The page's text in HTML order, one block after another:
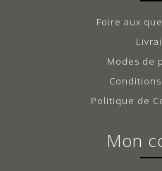
Foire aux
Modes de
Politique de
Mon